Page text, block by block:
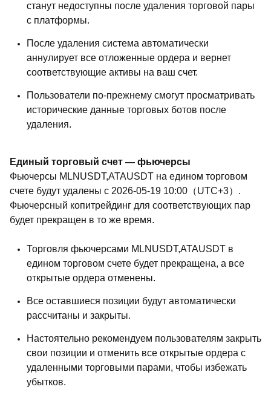
станут недоступны после удаления торговой пары
с платформы.
После удаления система автоматически
аннулирует все отложенные ордера и вернет
соответствующие активы на ваш счет.
Пользователи по-прежнему смогут просматривать
исторические данные торговых ботов после
удаления.
Единый торговый счет — фьючерсы
Фьючерсы MLNUSDT,ATAUSDT на едином торговом
счете будут удалены с 2026-05-19 10:00（UTC+3）.
Фьючерсный копитрейдинг для соответствующих пар
будет прекращен в то же время.
Торговля фьючерсами MLNUSDT,ATAUSDT в
едином торговом счете будет прекращена, а все
открытые ордера отменены.
Все оставшиеся позиции будут автоматически
рассчитаны и закрыты.
Настоятельно рекомендуем пользователям закрыть
свои позиции и отменить все открытые ордера с
удаленными торговыми парами, чтобы избежать
убытков.